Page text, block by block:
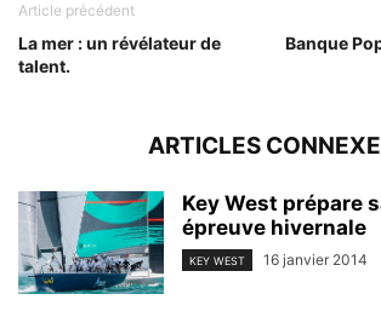
Article précédent
La mer : un révélateur de
talent.
Banque
ARTICLES
Key West prépare
épreuve hivernale
KEY WEST 16 janvier 2014